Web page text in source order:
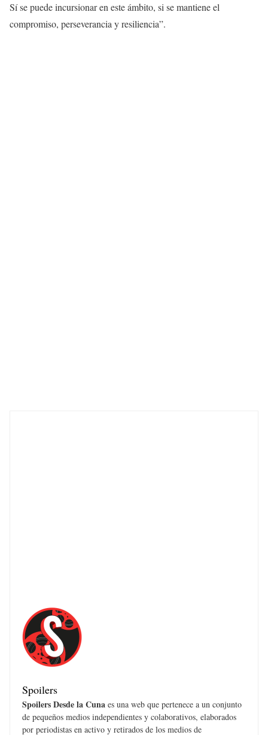
Sí se puede incursionar en este ámbito, si se mantiene el
compromiso, perseverancia y resiliencia”.
Spoilers
Spoilers Desde la Cuna es una web que pertenece a un conjunto
de pequeños medios independientes y colaborativos, elaborados
por periodistas en activo y retirados de los medios de